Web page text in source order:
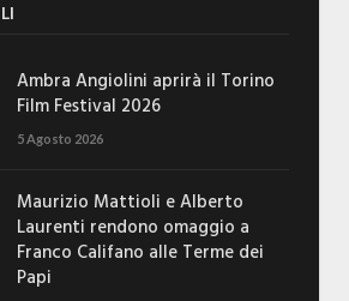
Ambra Angiolini aprirà il Torino
Film Festival 2026
5 Agosto 2026
Maurizio Mattioli e Alberto
Laurenti rendono omaggio a
Franco Califano alle Terme dei
Papi